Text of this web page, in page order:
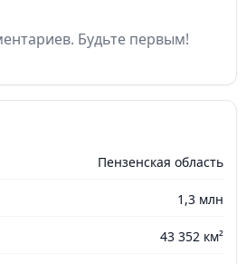
Будьте первым!
Пензенская область
1,3 млн
43 352 км²